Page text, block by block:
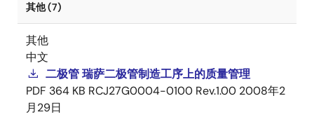
其他 (7)
其他
中文
二极管 瑞萨二极管制造工序上的质量管理
PDF 364 KB RCJ27G0004-0100 Rev.1.00 2008年2
月29日